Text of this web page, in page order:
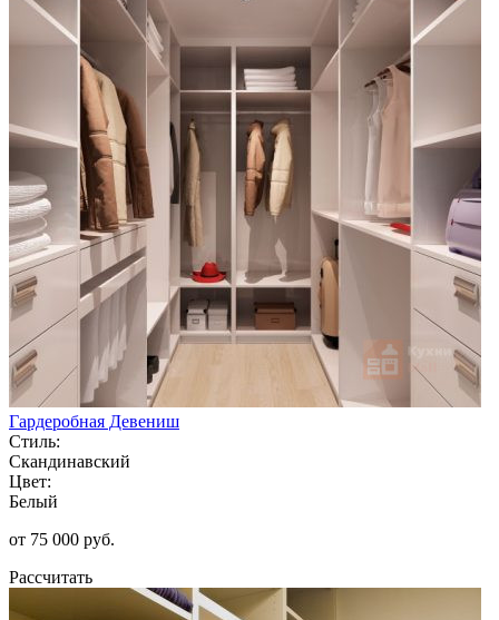
Гардеробная Девениш
Стиль:
Скандинавский
Цвет:
Белый
от 75 000 руб.
Рассчитать